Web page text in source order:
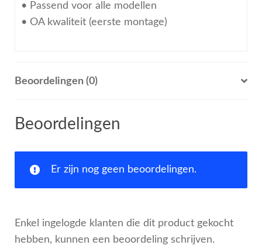
• Passend voor alle modellen
• OA kwaliteit (eerste montage)
Beoordelingen (0)
Beoordelingen
Er zijn nog geen beoordelingen.
Enkel ingelogde klanten die dit product gekocht
hebben, kunnen een beoordeling schrijven.